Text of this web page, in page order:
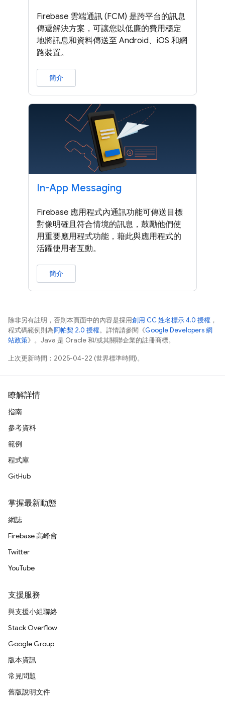
Firebase 雲端通訊 (FCM) 是跨平台的訊息
傳遞解決方案，可讓您以低廉的費用穩定
地將訊息和資料傳送至 Android、iOS 和網
路裝置。
簡介
In-App Messaging
Firebase 應用程式內通訊功能可傳送目標
對像明確且符合情境的訊息，鼓勵他們使
用重要應用程式功能，藉此與應用程式的
活躍使用者互動。
簡介
除非另有註明，否則本頁面中的內容是採用創用 CC 姓名標示 4.0 授權 ，
程式碼範例則為阿帕契 2.0 授權。詳情請參閱《Google Developers 網
站政策》。Java 是 Oracle 和/或其關聯企業的註冊商標。
上次更新時間：2025-04-22 (世界標準時間)。
瞭解詳情
指南
參考資料
範例
程式庫
GitHub
掌握最新動態
網誌
Firebase 高峰會
Twitter
YouTube
支援服務
與支援小組聯絡
Stack Overflow
Google Group
版本資訊
常見問題
舊版說明文件